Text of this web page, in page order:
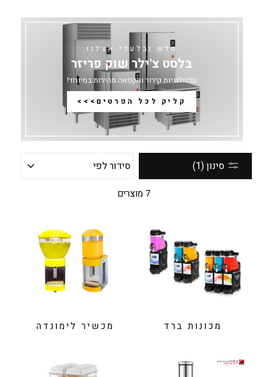
חדש ובלעדי אצלנו
בלסט צ'ילר שוק פריזר
טכנולוגיות קירור והקפאה מהירות במיוחד!
קליק לכל הפרטים>>>
סינון (1)
סידור
לפי
7 מוצרים
מכונות ברד מכשיר לימונדה